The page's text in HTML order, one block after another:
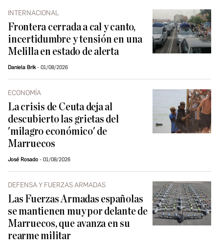
INTERNACIONAL
Frontera cerrada a cal y canto,
incertidumbre y tensión en una
Melilla en estado de alerta
Daniela Brik 01/08/2026
ECONOMÍA
La crisis de Ceuta deja al
descubierto las grietas del
'milagro económico' de
Marruecos
José Rosado 01/08/2026
DEFENSA Y FUERZAS ARMADAS
Las Fuerzas Armadas españolas
se mantienen muy por delante de
Marruecos, que avanza en su
rearme militar